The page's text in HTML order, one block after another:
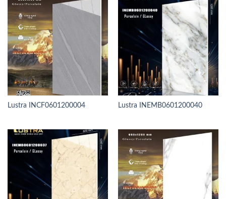
Lustra INCF0601200004 Lustra INEMB0601200040